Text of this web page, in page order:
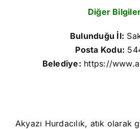
Diğer
Bulunduğu İl:
Posta Kodu:
Belediye: https://
Akyazı Hurdacılık, atık olarak